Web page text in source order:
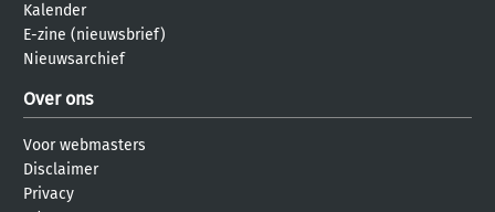
Kalender
E-zine (nieuwsbrief)
Nieuwsarchief
Over ons
Voor webmasters
Disclaimer
Privacy